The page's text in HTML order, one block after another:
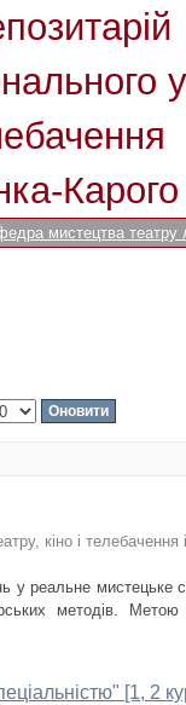
Карого
мистецтва театру
кіно і телебачення
у реальне мистецьке
методів.
[1, 2